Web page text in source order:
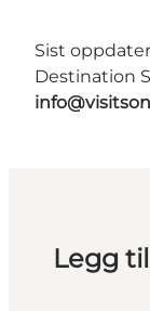
Sist
Destination
Legg